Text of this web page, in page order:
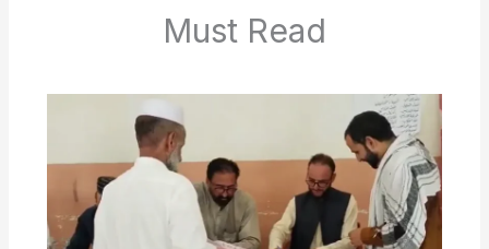
Must Read